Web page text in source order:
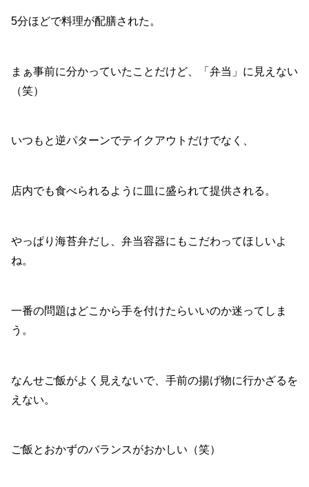
5分ほどで料理が配膳された。
まぁ事前に分かっていたことだけど、「弁当」に見えない
（笑）
いつもと逆パターンでテイクアウトだけでなく、
店内でも食べられるように皿に盛られて提供される。
やっぱり海苔弁だし、弁当容器にもこだわってほしいよ
ね。
一番の問題はどこから手を付けたらいいのか迷ってしま
う。
なんせご飯がよく見えないで、手前の揚げ物に行かざるを
えない。
ご飯とおかずのバランスがおかしい（笑）